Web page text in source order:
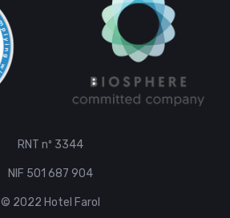
RNT nº 3344
NIF 501 687 904
© 2022 Hotel Farol